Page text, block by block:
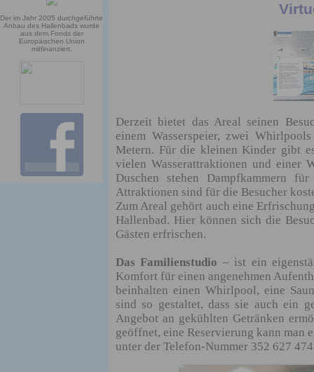
Der im Jahr 2005 durchgeführte
Anbau des Hallenbads wurde
aus dem Fonds der
Europäischen Union
mitfinanziert.
Derzeit bietet das Areal seinen
einem Wasserspeier, zwei
Metern. Für die kleinen Kinder gibt
vielen Wasserattraktionen und einer
Duschen stehen Dampfkammern
Attraktionen sind für die Besucher
Zum Areal gehört auch eine
Hallenbad. Hier können sich die
Gästen erfrischen.
Das Familienstudio – ist ein
Komfort für einen angenehmen
beinhalten einen Whirlpool, eine
sind so gestaltet, dass sie auch ein
Angebot an gekühlten Getränken
geöffnet, eine Reservierung kann man
unter der Telefon-Nummer 352 627